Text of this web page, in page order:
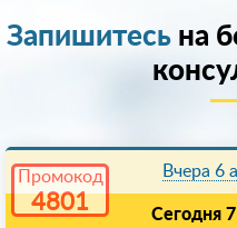
Промокод
4801
Запишитесьна
Вчера 6
Сегодня 7